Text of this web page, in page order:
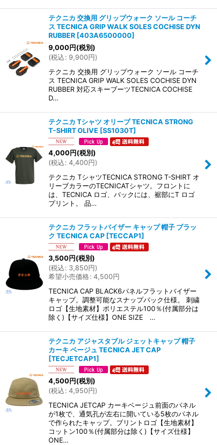
テクニカ 交換用 グリップウォーク ソール コーチ
ス TECNICA GRIP WALK SOLES COCHISE DYN
RUBBER [403A6500000]
9,000円(税別)
(税込: 9,900円)
テクニカ 交換用 グリップウォーク ソール コーチ
ス TECNICA GRIP WALK SOLES COCHISE DYN
RUBBER 対応スキーブーツTECNICA COCHISE
D…
テクニカ Tシャツ オリーブ TECNICA STRONG
T-SHIRT OLIVE [SS1030T]
4,000円(税別)
(税込: 4,400円)
テクニカ TシャツTECNICA STRONG T-SHIRT オ
リーブカラーのTECNICATシャツ。フロントに
は、TECNICA ロゴ、バックには、裾部にT ロゴ
プリント。 品…
テクニカ フラットバイザー キャップ 帽子 ブラッ
ク TECNICA CAP [TECCAP1]
3,500円(税別)
(税込: 3,850円)
希望小売価格: 4,500円
TECNICA CAP BLACK6パネルフラットバイザー
キャップ。調整可能なスナップバック仕様。 刺繍
ロゴ【生地素材】ポリエステル100％(付属部分は
除く)【サイズ仕様】ONE SIZE …
テクニカ アジャスタブル ジェットキャップ 帽子
カーキ ベージュ TECNICA JET CAP
[TECJETCAP1]
4,500円(税別)
(税込: 4,950円)
TECNICA JETCAP カーキベージュ前面のパネル
が1枚で、通気孔が左右に開いている5枚のパネル
で作られたキャップ。プリントロゴ【生地素材】
コットン100％(付属部分は除く)【サイズ仕様】
ONE…